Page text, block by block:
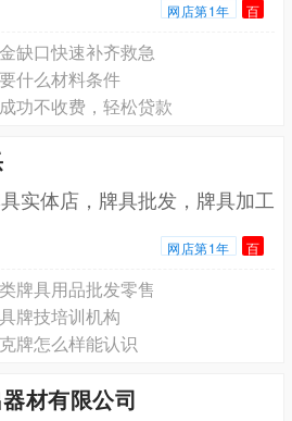
网店第1年 百
缺口快速补齐救急
什么材料条件
功不收费，轻松贷款
实体店，牌具批发，牌具加工
网店第1年 百
牌具用品批发零售
牌技培训机构
牌怎么样能认识
材有限公司